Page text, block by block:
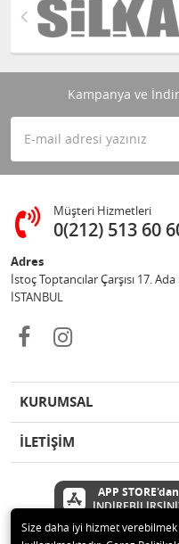
Kampanya ve
Müşteri Hizmetleri
0(212) 513 60
Adres
İstoç Toptancılar Çarşısı 17.
İSTANBUL
KURUMSAL
İLETİŞİM
APP STORE'dan
Size daha iyi hizmet